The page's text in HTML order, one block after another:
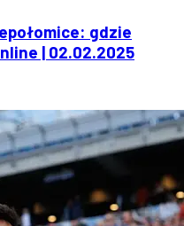
gdzie
| 02.02.2025